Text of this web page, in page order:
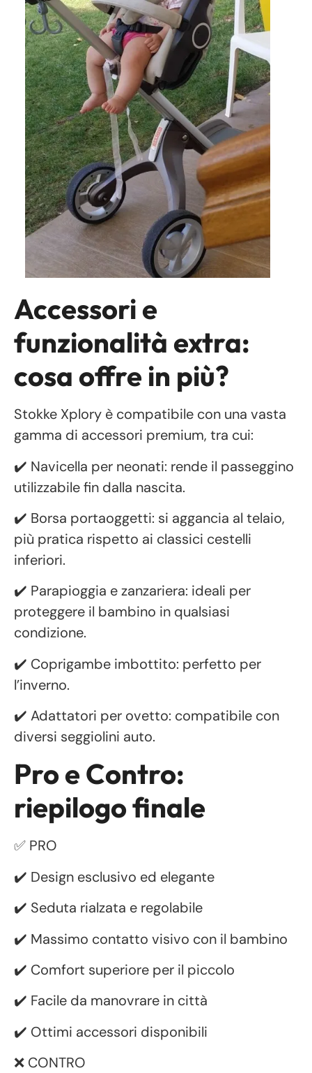
Accessori e
funzionalità extra:
cosa offre in più?
Stokke Xplory è compatibile con una vasta
gamma di accessori premium, tra cui:
✔️ Navicella per neonati: rende il passeggino
utilizzabile fin dalla nascita.
✔️ Borsa portaoggetti: si aggancia al telaio,
più pratica rispetto ai classici cestelli
inferiori.
✔️ Parapioggia e zanzariera: ideali per
proteggere il bambino in qualsiasi
condizione.
✔️ Coprigambe imbottito: perfetto per
l’inverno.
✔️ Adattatori per ovetto: compatibile con
diversi seggiolini auto.
Pro e Contro:
riepilogo finale
✅ PRO
✔️ Design esclusivo ed elegante
✔️ Seduta rialzata e regolabile
✔️ Massimo contatto visivo con il bambino
✔️ Comfort superiore per il piccolo
✔️ Facile da manovrare in città
✔️ Ottimi accessori disponibili
❌ CONTRO